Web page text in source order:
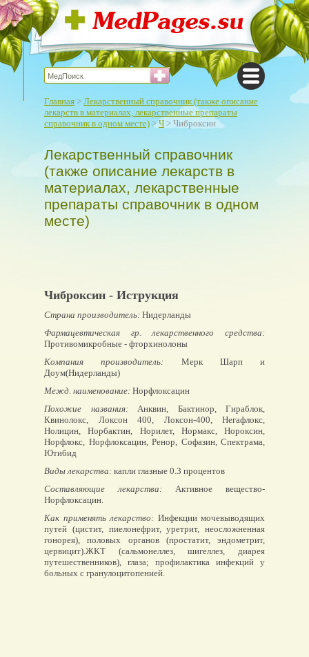
Главная > Лекарственный справочник (также описание
лекарств в материалах, лекарственные препараты
справочник в одном месте) >Ч > Чиброксин
Лекарственный справочник
(также описание лекарств в
материалах, лекарственные
препараты справочник в одном
месте)
Чиброксин - Иструкция
Страна производитель: Нидерланды
Фармацевтическая гр. лекарственного средства:
Противомикробные - фторхинолоны
Компания производитель: Мерк Шарп и
Доум(Нидерланды)
Межд. наименование: Норфлоксацин
Похожие названия:Анквин, Бактинор, Гираблок,
Квинолокс, Локсон 400, Локсон-400, Негафлокс,
Нолицин, Норбактин, Норилет, Нормакс, Нороксин,
Норфлокс, Норфлоксацин, Ренор, Софазин, Спектрама,
Ютибид
Виды лекарства: капли глазные 0.3 процентов
Составляющие лекарства: Активное вещество-
Норфлоксацин.
Как применять лекарство: Инфекции мочевыводящих
путей (цистит, пиелонефрит, уретрит, неосложненная
гонорея), половых органов (простатит, эндометрит,
цервицит).ЖКТ (сальмонеллез, шигеллез, диарея
путешественников), глаза; профилактика инфекций у
больных с гранулоцитопенией.